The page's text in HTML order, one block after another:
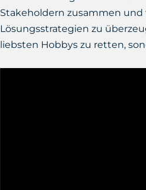
Stakeholdern zusammen
Lösungsstrategien zu
liebsten Hobbys zu retten,